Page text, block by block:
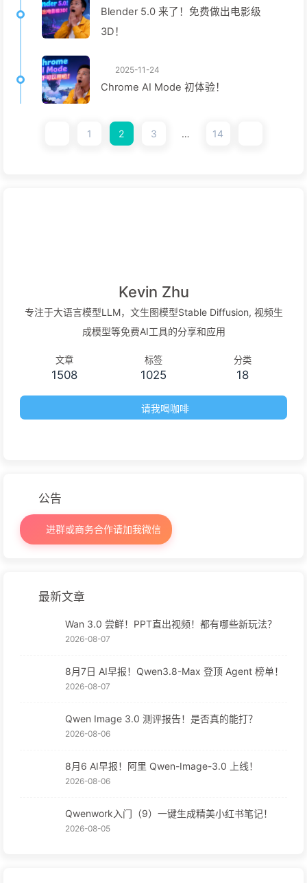
Blender 5.0 来了！免费做出电影级
3D！
2025-11-24
Chrome AI Mode 初体验！
1 2 3 … 14
Kevin Zhu
专注于大语言模型LLM，文生图模型Stable Diffusion, 视频生
成模型等免费AI工具的分享和应用
文章
1508
标签
1025
分类
18
请我喝咖啡
公告
进群或商务合作请加我微信
最新文章
Wan 3.0 尝鲜！PPT直出视频！都有哪些新玩法？
2026-08-07
8月7日 AI早报！Qwen3.8-Max 登顶 Agent 榜单！
2026-08-07
Qwen Image 3.0 测评报告！是否真的能打？
2026-08-06
8月6 AI早报！阿里 Qwen-Image-3.0 上线！
2026-08-06
Qwenwork入门（9）一键生成精美小红书笔记！
2026-08-05